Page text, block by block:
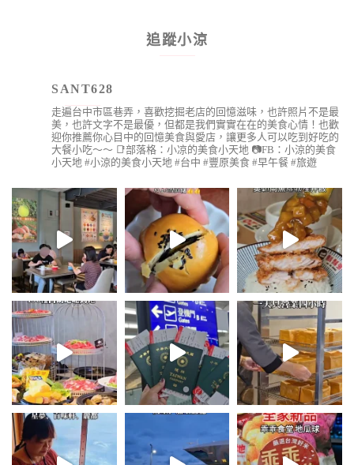
追蹤小涼
SANT628
走遍台中市區巷弄，喜歡挖掘老店的回憶滋味，也許照片不是最
美，也許文字不是最優，但都是我們實實在在的美食心情！也歡
迎你推薦你心目中的回憶美食與愛店，讓更多人可以吃到好吃的
大餐小吃～～ 📑部落格：小凉的美食小天地 📷FB：小涼的美食
小天地 #小涼的美食小天地 #台中 #豐原美食 #早午餐 #旅遊